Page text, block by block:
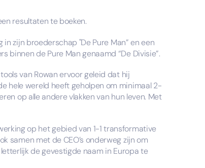
resultaten te boeken.
zijn broederschap "De Pure Man” en een
de Pure Man genaamd “De Divisie”.
van Rowan ervoor geleid dat hij
hele wereld heeft geholpen om minimaal 2-
op alle andere vlakken van hun leven. Met
op het gebied van 1-1 transformative
samen met de CEO’s onderweg zijn om
de gevestigde naam in Europa te